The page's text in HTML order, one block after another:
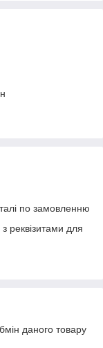
по замовленню
реквізитами для
даного товару